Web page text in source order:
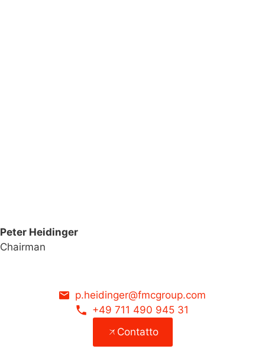
Peter Heidinger
Chairman
p.heidinger@fmcgroup.com
+49 711 490 945 31
Contatto